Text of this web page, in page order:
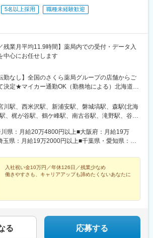
新大阪駅、祇園四条駅、四条駅(京都市営)、四条
(京都府)、伏見桃山駅、倉敷駅、松川町駅、横川駅
大塚駅前駅、学習院下駅、大崎広小路駅、虎ノ門
都庁前駅、府中本町駅、馬車道駅、日吉町駅、新
)、中津駅(大阪府・阪急線)、渡辺橋駅、南方駅(大
駅、烏丸駅、十条駅(京都府・近鉄線)、桃山駅、
場町駅、横川一丁目駅、県庁前駅(広島県)、九品寺
5名以上採用
職種未経験歓迎
残業月平均11.9時間】薬局内での受付・データ入
中心にお任せします
勤なし】全国のさくら薬局グループの店舗からご
決定★マイカー通勤OK（勤務地による）北海道、
、茨城県、群馬県、埼玉県、千葉県、東京都、神
、静岡県、愛知県、三重県、長野県、京都府、大
島根県、香川県、福岡県、熊本県のいずれかの店
田区大手町一丁目3番1号 JAビル6階※受動喫煙対
川駅、西米沢駅、新浦安駅、磐城塙駅、森駅(北海
、梶が谷駅、鶴ケ峰駅、南古谷駅、滝野駅、谷町
駅、古市駅(大阪府)、花園町駅、堺東駅、長原駅
、南栗橋駅、北見駅、鴫野駅、中目黒駅、高輪台
水俣駅、公津の杜駅、新検見川駅、平沼橋駅、小
、弘明寺駅(京急線)、藤が丘駅(神奈川県)、黒岩
原駅、あざみ野駅、東林間駅、菅野駅、海神駅、
井駅、滝不動駅、笹塚駅、兵庫駅、生田駅(神奈川
美濃松山駅、鵜方駅、細畑駅、柳瀬川駅、南浦和
県)、河堀口駅、北戸田駅、太田駅(群馬県)、一ノ
前駅、池上駅、西八王子駅、目黒駅、柏木町駅、
駅、湯河原駅、善行駅、駒込駅、みらい平駅、西
県：月給20万4800円以上■大阪府：月給19万
玉県：月給19万2000円以上■千葉県・愛知県：月
■静岡県：月給18万4000円以上■三重県：月給18
茨城県・北海道：月給18万800円以上■群馬県・岐
月給17万9200円以上■福岡県：月給17万7600円以
島県・島根県・香川県・熊本県：月給17万4400円
域により異なります
入社祝い金10万円／年休126日／残業少なめ
働きやすさも、キャリアアップも諦めたくないあなたに
る 応募する